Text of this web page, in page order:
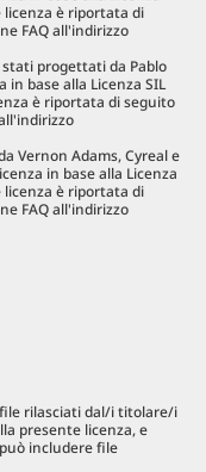
licenza è riportata di
FAQ all'indirizzo
stati progettati da Pablo
base alla Licenza SIL
è riportata di seguito
Vernon Adams, Cyreal e
in base alla Licenza
licenza è riportata di
FAQ all'indirizzo
rilasciati dal/i titolare/i
presente licenza, e
includere file